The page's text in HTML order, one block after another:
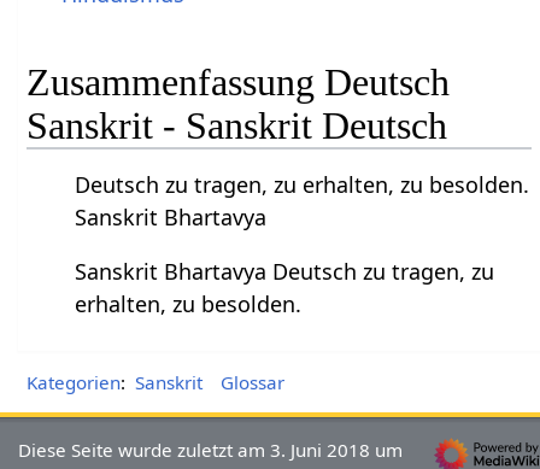
Zusammenfassung Deutsch
Sanskrit - Sanskrit Deutsch
Deutsch zu tragen, zu erhalten, zu besolden.
Sanskrit Bhartavya
Sanskrit Bhartavya Deutsch zu tragen, zu
erhalten, zu besolden.
Kategorien: Sanskrit Glossar
Diese Seite wurde zuletzt am 3. Juni 2018 um